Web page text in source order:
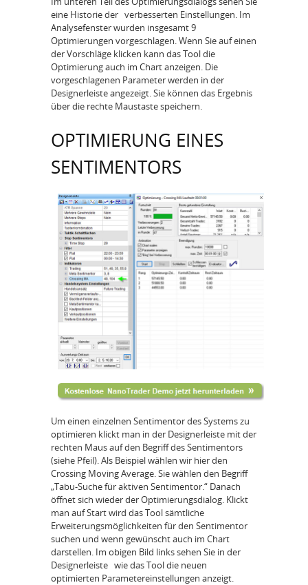
eine Historie der verbesserten Einstellungen. Im
Analysefenster wurden insgesamt 9
Optimierungen vorgeschlagen. Wenn Sie auf einen
der Vorschläge klicken kann das Tool die
Optimierung auch im Chart anzeigen. Die
vorgeschlagenen Parameter werden in der
Designerleiste angezeigt. Sie können das Ergebnis
über die rechte Maustaste speichern.
OPTIMIERUNG EINES
SENTIMENTORS
Um einen einzelnen Sentimentor des Systems zu
optimieren klickt man in der Designerleiste mit der
rechten Maus auf den Begriff des Sentimentors
(siehe Pfeil). Als Beispiel wählen wir hier den
Crossing Moving Average. Sie wählen den Begriff
„Tabu-Suche für aktiven Sentimentor.“ Danach
öffnet sich wieder der Optimierungsdialog. Klickt
man auf Start wird das Tool sämtliche
Erweiterungsmöglichkeiten für den Sentimentor
suchen und wenn gewünscht auch im Chart
darstellen. Im obigen Bild links sehen Sie in der
Designerleiste wie das Tool die neuen
optimierten Parametereinstellungen anzeigt.